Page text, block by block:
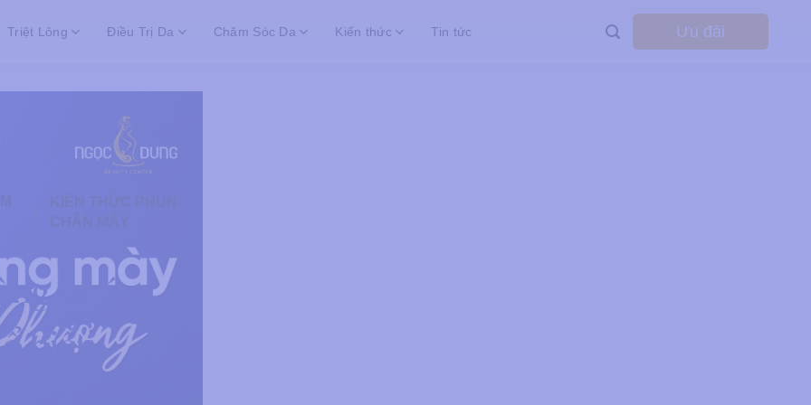
Triệt Lông Điều Trị Da Chăm Sóc Da Kiến thức Tin tức Ưu đãi
có ý
biến